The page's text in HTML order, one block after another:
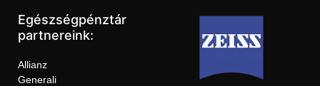
Egészségpénztár
partnereink:
Allianz
Generali